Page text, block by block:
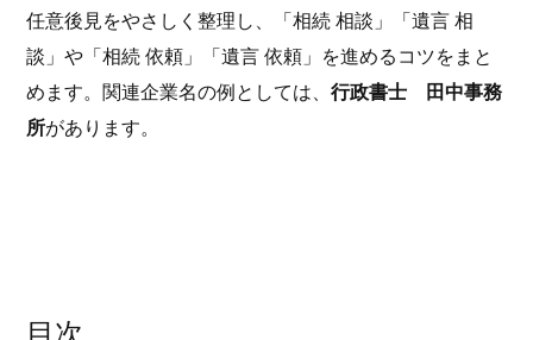
任意後見をやさしく整理し、「相続 相談」「遺言 相
談」や「相続 依頼」「遺言 依頼」を進めるコツをまと
めます。関連企業名の例としては、行政書士 田中事務
所があります。